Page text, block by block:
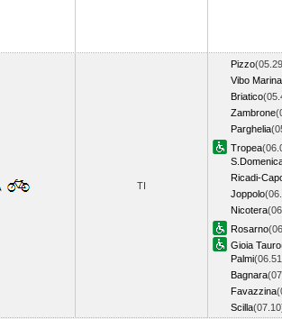
TI
Pizzo
Vibo Marina
Briatico
Zambrone
Parghelia
Tropea
Ricadi-
Joppolo
Nicotera
Rosarno
Gioia Tauro
Palmi
Bagnara
Favazzina
Scilla